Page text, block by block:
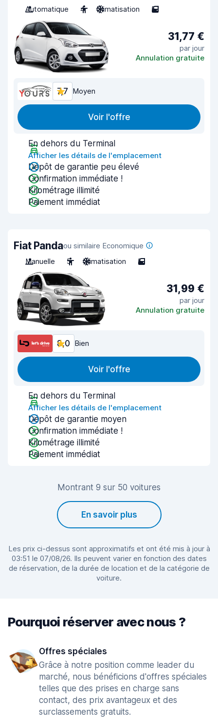
Automatique
4 Climatisation 5
31,77 €
par jour
Annulation gratuite
7,7 Moyen
Voir l'offre
En dehors du Terminal
Afficher les détails de l'emplacement
Dépôt de garantie peu élevé
Confirmation immédiate !
Kilométrage illimité
Paiement immédiat
Fiat Pandaou similaire Economique
Manuelle
5 Climatisation 5
31,99 €
par jour
Annulation gratuite
8,0 Bien
Voir l'offre
En dehors du Terminal
Afficher les détails de l'emplacement
Dépôt de garantie moyen
Confirmation immédiate !
Kilométrage illimité
Paiement immédiat
Montrant 9 sur 50 voitures
En savoir plus
Les prix ci-dessus sont approximatifs et ont été mis à jour à
03:51 le 07/08/26. Ils peuvent varier en fonction des dates
de réservation, de la durée de location et de la catégorie de
voiture.
Pourquoi réserver avec nous ?
Offres spéciales
Grâce à notre position comme leader du
marché, nous bénéficions d'offres spéciales
telles que des prises en charge sans
contact, des prix avantageux et des
surclassements gratuits.